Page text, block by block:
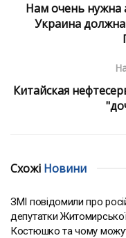
Нам очень нужна
Украина
Китайская
Схожі Новини
ЗМІ повідомили про
депутатки
Костюшко та чому